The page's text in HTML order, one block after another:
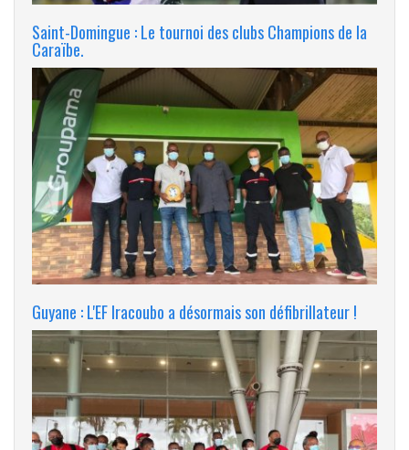
Saint-Domingue : Le tournoi des clubs Champions de la
Caraïbe.
Guyane : L'EF Iracoubo a désormais son défibrillateur !